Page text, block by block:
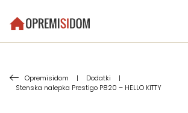
Opremisidom | Dodatki
|
Stenska nalepka Prestigo P820 – HELLO KITTY